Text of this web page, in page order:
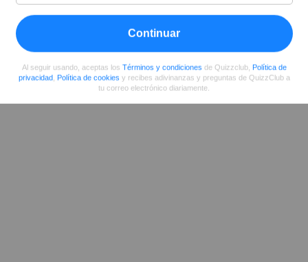
Compartiren Facebook
Continuar
Al seguir usando, aceptas los Términos y condiciones de Quizzclub, Política de
privacidad, Política de cookies y recibes adivinanzas y preguntas de QuizzClub a
tu correo electrónico diariamente.